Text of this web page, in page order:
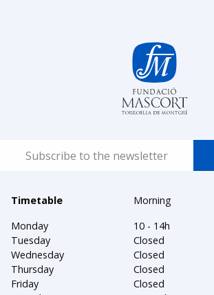
Timetable Morning
Monday
10 - 14h
Tuesday
Closed
Wednesday
Closed
Thursday
Closed
Friday
Closed